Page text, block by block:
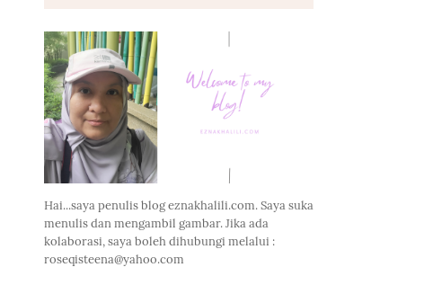
Hai...saya penulis blog eznakhalili.com. Saya suka
menulis dan mengambil gambar. Jika ada
kolaborasi, saya boleh dihubungi melalui :
roseqisteena@yahoo.com